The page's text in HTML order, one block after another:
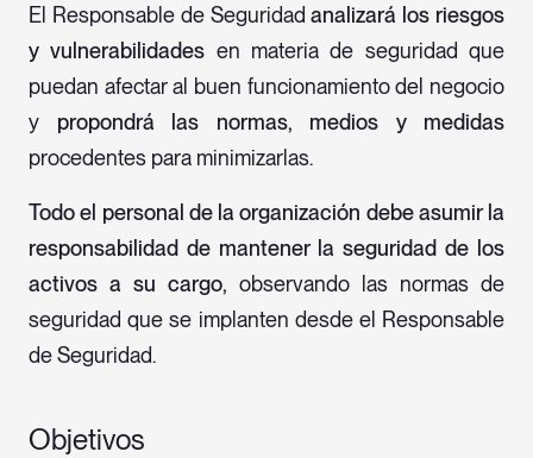
El Responsable de Seguridadanalizará los riesgos
y vulnerabilidades en materia de seguridad que
puedan afectar al buen funcionamiento del negocio
y propondrá las normas, medios y medidas
procedentes para minimizarlas.
Todo el personal de la organización debe asumir la
responsabilidad de mantener la seguridad de los
activos a su cargo, observando las normas de
seguridad que se implanten desde el Responsable
de Seguridad.
Objetivos